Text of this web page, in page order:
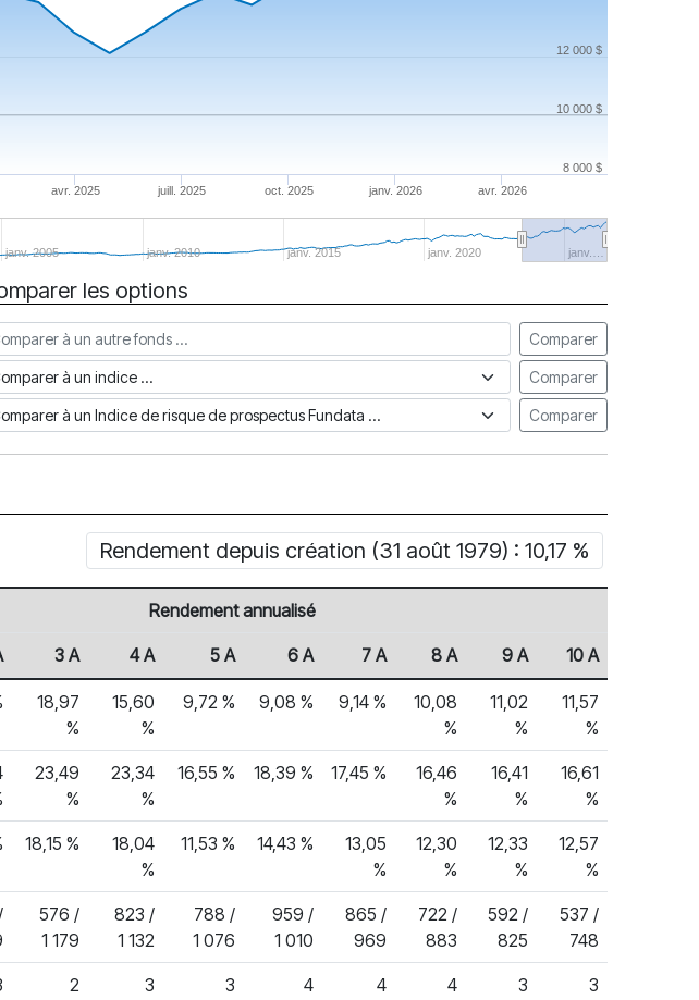
avr. 2025 juill. 2025 oct. 2025 janv. 2026 avr. 2026
janv. 2005 janv. 2010 janv. 2015 janv. 2020 janv.…
10 000 $
8 000 $
12 000 $
les options
à un autre fonds Comparer
à un indice Comparer
à un Indice de risque de prospectus Fundata Comparer
Rendement depuis création (31 août 1979) : 10,17 %
Rendement annualisé
3 A 4 A 5 A 6 A 7 A 8 A 9 A 10 A
18,97
%
15,60
%
9,72 % 9,08 % 9,14 %
10,08
%
11,02
%
11,57
%
23,49
%
23,34
%
16,55 % 18,39 % 17,45 %
16,46
%
16,41
%
16,61
%
18,15 %
18,04
%
11,53 % 14,43 %
13,05
%
12,30
%
12,33
%
12,57
%
576 /
1 179
823 /
1 132
788 /
1 076
959 /
1 010
865 /
969
722 /
883
592 /
825
537 /
748
2 3 3 4 4 4 3 3